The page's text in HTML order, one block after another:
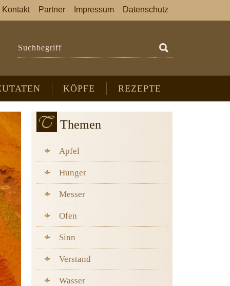
Suchbegriff
KÖPFE REZEPTE
Kontakt Partner Impressum Datenschutz
Themen
Apfel
Hunger
Messer
Ofen
Sinn
Verstand
Wasser